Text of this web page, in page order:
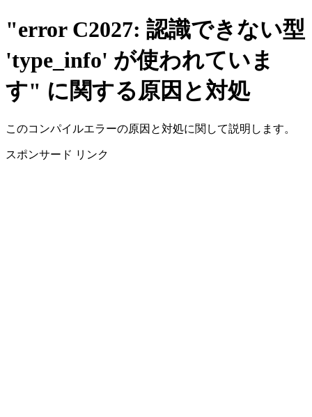
"error C2027: 認識できない型
'type_info' が使われていま
す" に関する原因と対処
このコンパイルエラーの原因と対処に関して説明します。
スポンサード リンク